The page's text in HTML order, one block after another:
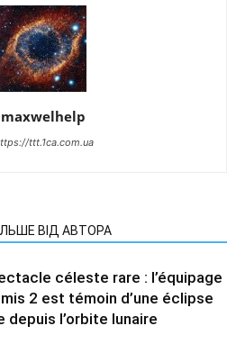
maxwelhelp
ttt.1ca.com.ua
ВІД АВТОРА
céleste rare : l’équipage
2 est témoin d’une éclipse
depuis l’orbite lunaire